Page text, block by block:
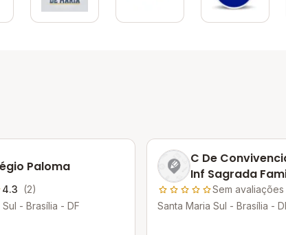
Paloma
4.3 (2)
- Brasília - DF
C De
Inf Sagrada
Sem avaliações
Santa Maria Sul - Brasília -